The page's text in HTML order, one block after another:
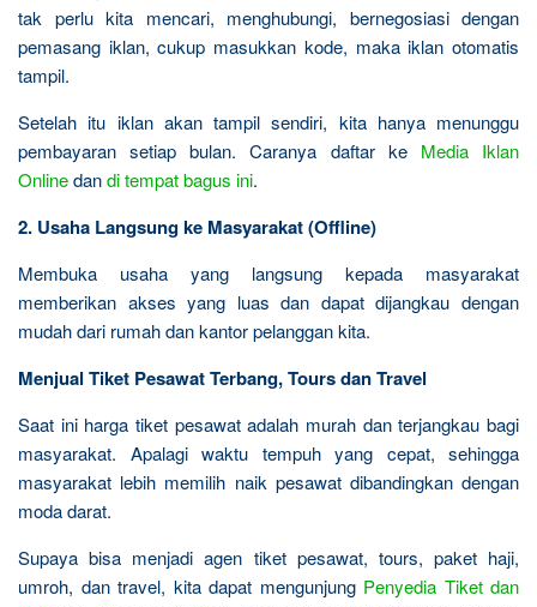
tak perlu kita mencari, menghubungi, bernegosiasi dengan
pemasang iklan, cukup masukkan kode, maka iklan otomatis
tampil.
Setelah itu iklan akan tampil sendiri, kita hanya menunggu
pembayaran setiap bulan. Caranya daftar ke Media Iklan
Onlinedandi tempat bagus ini.
2. Usaha Langsung ke Masyarakat (Offline)
Membuka usaha yang langsung kepada masyarakat
memberikan akses yang luas dan dapat dijangkau dengan
mudah dari rumah dan kantor pelanggan kita.
Menjual Tiket Pesawat Terbang, Tours dan Travel
Saat ini harga tiket pesawat adalah murah dan terjangkau bagi
masyarakat. Apalagi waktu tempuh yang cepat, sehingga
masyarakat lebih memilih naik pesawat dibandingkan dengan
moda darat.
Supaya bisa menjadi agen tiket pesawat, tours, paket haji,
umroh, dan travel, kita dapat mengunjung Penyedia Tiket dan